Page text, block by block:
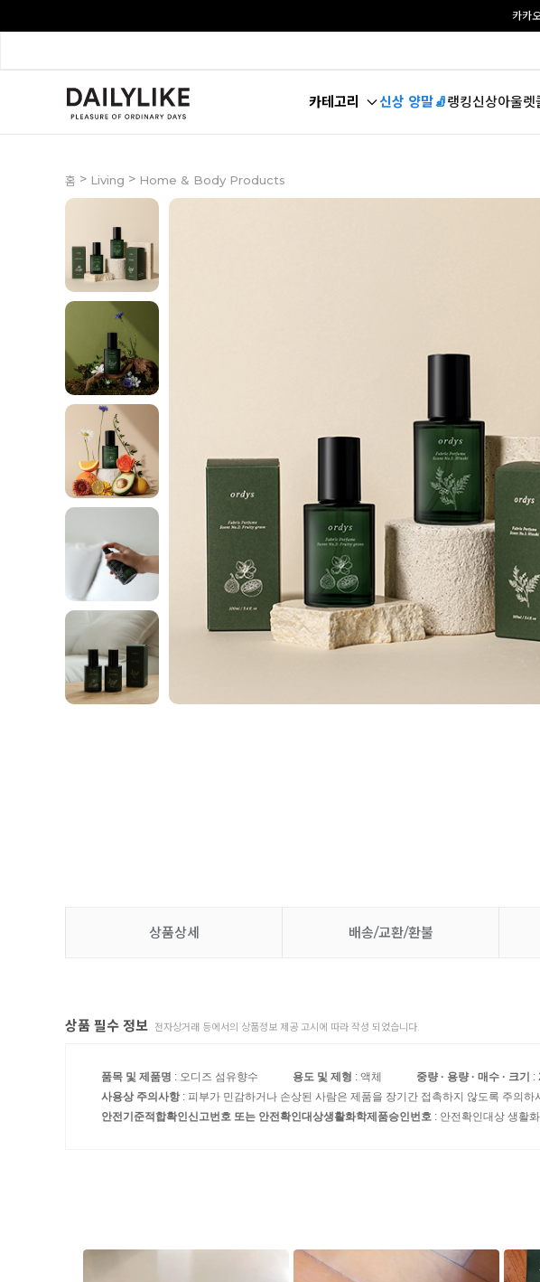
카카
카테고리 신상 양말🧦랭킹신상아울렛
홈 > Living > Home & Body Products
상품상세 배송/교환/환불
상품 필수 정보 전자상거래 등에서의 상품정보 제공 고시에 따라 작성 되었습니다.
품목 및 제품명 : 오디즈 섬유향수 용도 및 제형 : 액체 중량 · 용량 · 매수 · 크기 :
사용상 주의사항: 피부가 민감하거나 손상된 사람은 제품을 장기간 접촉하지 않도록 주의하
안전기준적합확인신고번호 또는 안전확인대상생활화학제품승인번호 : 안전확인대상 생활